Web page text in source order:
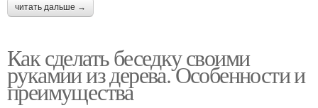
читать дальше →
Как сделать беседку своими
рукамии из дерева. Особенности и
преимущества